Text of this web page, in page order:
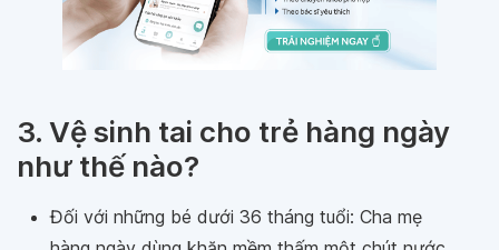
3. Vệ sinh tai cho trẻ hàng ngày
như thế nào?
Đối với những bé dưới 36 tháng tuổi: Cha mẹ